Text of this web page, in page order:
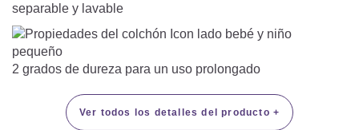
separable y lavable
2 grados de dureza para un uso prolongado
Ver todos los detalles del producto +